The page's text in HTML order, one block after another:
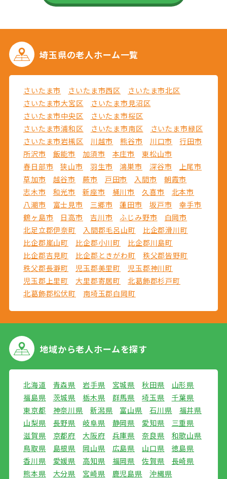
埼玉県の老人ホーム一覧
さいたま市 さいたま市西区
さいたま市北区
さいたま市大宮区
さいたま市見沼区
さいたま市中央区
さいたま市桜区
さいたま市浦和区
さいたま市南区
さいたま市緑区
さいたま市岩槻区
川越市 熊谷市 川口市
行田市
所沢市
飯能市 加須市 本庄市
東松山市
春日部市
狭山市 羽生市 鴻巣市 深谷市
上尾市
草加市
越谷市 蕨市 戸田市 入間市
朝霞市
志木市
和光市 新座市 桶川市 久喜市
北本市
八潮市
富士見市 三郷市 蓮田市 坂戸市
幸手市
鶴ヶ島市
日高市 吉川市 ふじみ野市
白岡市
北足立郡伊奈町
入間郡毛呂山町
比企郡滑川町
比企郡嵐山町
比企郡小川町
比企郡川島町
比企郡吉見町
比企郡ときがわ町
秩父郡皆野町
秩父郡長瀞町
児玉郡美里町
児玉郡神川町
児玉郡上里町
大里郡寄居町
北葛飾郡杉戸町
北葛飾郡松伏町
南埼玉郡白岡町
地域から老人ホームを探す
北海道 青森県 岩手県 宮城県 秋田県
山形県
福島県
茨城県 栃木県 群馬県 埼玉県
千葉県
東京都
神奈川県 新潟県 富山県 石川県
福井県
山梨県
長野県 岐阜県 静岡県 愛知県
三重県
滋賀県
京都府 大阪府 兵庫県 奈良県
和歌山県
鳥取県
島根県 岡山県 広島県 山口県
徳島県
香川県
愛媛県 高知県 福岡県 佐賀県
長崎県
熊本県
大分県 宮崎県 鹿児島県 沖縄県